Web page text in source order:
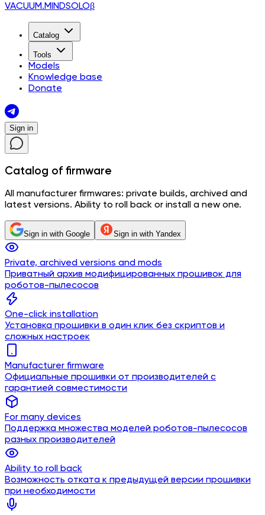
VACUUM.MINDSOLOβ
Catalog
Tools
Models
Knowledge base
Donate
Sign in
Catalog of firmware
All manufacturer firmwares: private builds, archived and
latest versions. Ability to roll back or install a new one.
Sign in with Google Sign in with Yandex
Private, archived versions and mods
Приватный архив модифицированных прошивок для
роботов-пылесосов
One-click installation
Установка прошивки в один клик без скриптов и
сложных настроек
Manufacturer firmware
Официальные прошивки от производителей с
гарантией совместимости
For many devices
Поддержка множества моделей роботов-пылесосов
разных производителей
Ability to roll back
Возможность отката к предыдущей версии прошивки
при необходимости